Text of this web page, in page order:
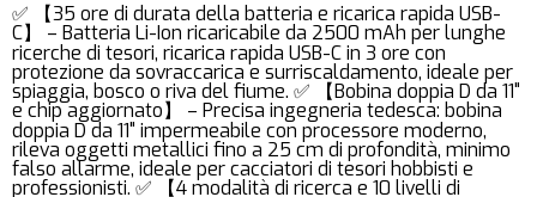
✅ 【35 ore di durata della batteria e ricarica rapida USB-
C】 – Batteria Li-Ion ricaricabile da 2500 mAh per lunghe
ricerche di tesori, ricarica rapida USB-C in 3 ore con
protezione da sovraccarica e surriscaldamento, ideale per
spiaggia, bosco o riva del fiume. ✅ 【Bobina doppia D da 11"
e chip aggiornato】 – Precisa ingegneria tedesca: bobina
doppia D da 11" impermeabile con processore moderno,
rileva oggetti metallici fino a 25 cm di profondità, minimo
falso allarme, ideale per cacciatori di tesori hobbisti e
professionisti. ✅ 【4 modalità di ricerca e 10 livelli di